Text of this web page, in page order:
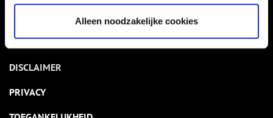
Alleen noodzakelijke cookies
NIEUWSBRIEF
DISCLAIMER
PRIVACY